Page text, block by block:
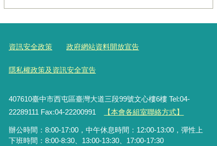
資訊安全政策 政府網站資料開放宣告
隱私權政策及資訊安全宣告
407610臺中市西屯區臺灣大道三段99號文心樓6樓 Tel:04-
22289111 Fax:04-22200991
【本會各組室聯絡方式】
辦公時間：8:00-17:00，中午休息時間：12:00-13:00，彈性上
下班時間：8:00-8:30、13:00-13:30、17:00-17:30